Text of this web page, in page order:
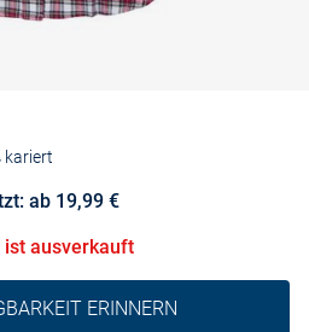
kariert
ab 19,99 €
ausverkauft
ERINNERN